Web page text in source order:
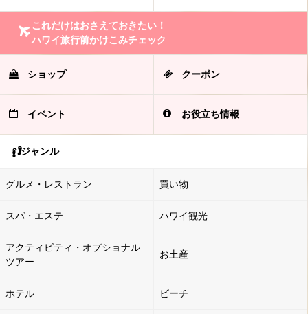
これだけはおさえておきたい！
ハワイ旅行前かけこみチェック
ショップ クーポン
イベント お役立ち情報
ジャンル
グルメ・レストラン 買い物
スパ・エステ ハワイ観光
アクティビティ・オプショナル
ツアー
お土産
ホテル ビーチ